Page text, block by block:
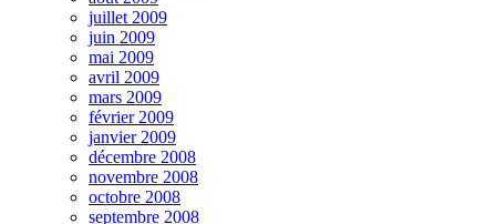
juillet 2009
juin 2009
mai 2009
avril 2009
mars 2009
février 2009
janvier 2009
décembre 2008
novembre 2008
octobre 2008
septembre 2008